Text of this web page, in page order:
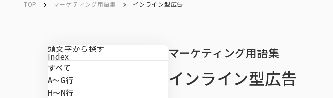
マーケティングリサーチ
マーケティングリサーチ一覧
データベース一覧
データ解析・予測一覧
マーケティング支援一覧
マーケティングDX一覧
課題から探す
TOP マーケティング用語集 インライン型広告
頭文字から探す
Index
すべて
A〜G行
H〜N行
マーケティング用語集
インライン型広告